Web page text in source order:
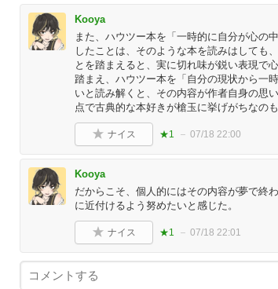
Kooya
また、ハウツー本を「一時的に自分が心の
したことは、そのような本を読みはしても
とを踏まえると、実に切れ味が鋭い表現で
踏まえ、ハウツー本を「自分の現状から一
いと読み解くと、その内容が作者自身の思
点で古典的な本好きが槍玉に挙げがちなの
ナイス ★1 07/18 22:00
Kooya
だからこそ、個人的にはその内容が夢で終
に近付けるよう努めたいと感じた。
ナイス ★1 07/18 22:01